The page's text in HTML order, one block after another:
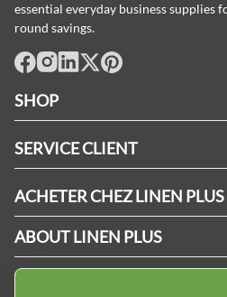
essential everyday business supplies
round savings.
SHOP
Nappes & serviettes de table
Fournitures de conciergerie
Fournitures médicales
Fournitures dentaires
SERVICE CLIENT
Refund & Return
Termes & conditions
ACHETER CHEZ LINEN PLUS
Politique d'alignement des prix
Options de paiement
ABOUT LINEN PLUS
Profil d'entreprise